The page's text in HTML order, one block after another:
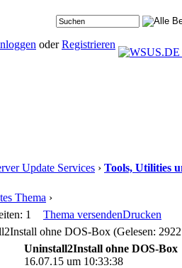
oderRegistrieren
Update Services › Tools, Utilities
Thema ›
1
Thema versendenDrucken
ohne DOS-Box (Gelesen:
Uninstall2Install ohne DOS-Box
16.07.15 um 10:33:38